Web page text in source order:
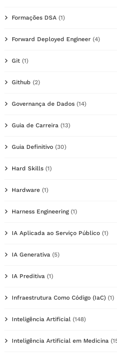
Formações DSA (1)
Forward Deployed Engineer (4)
Git (1)
Github (2)
Governança de Dados (14)
Guia de Carreira (13)
Guia Definitivo (30)
Hard Skills (1)
Hardware (1)
Harness Engineering(1)
IA Aplicada ao Serviço Público (1)
IA Generativa (5)
IA Preditiva (1)
Infraestrutura Como Código (IaC) (1)
Inteligência Artificial (148)
Inteligência Artificial em Medicina